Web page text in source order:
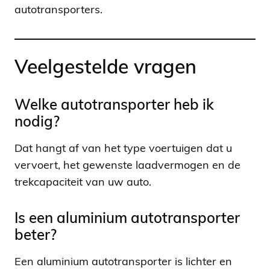
autotransporters.
Veelgestelde vragen
Welke autotransporter heb ik
nodig?
Dat hangt af van het type voertuigen dat u
vervoert, het gewenste laadvermogen en de
trekcapaciteit van uw auto.
Is een aluminium autotransporter
beter?
Een aluminium autotransporter is lichter en